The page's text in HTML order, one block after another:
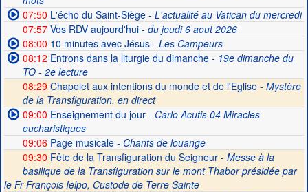
07:50 L'écho du Saint-Siège- L'actualité au Vatican du mercredi
07:57Vos RDV aujourd'hui- du jeudi 6 aout 2026
08:00 10 minutes avec Jésus- Les Campeurs
08:12 Entrons dans la liturgie du dimanche- 19e dimanche du
TO - 2e lecture
08:29 Chapelet aux intentions du monde et de l'Eglise - Mystère
de la Transfiguration, en direct
09:00 Enseignement du jour- Carlo Acutis 04 Miracles
eucharistiques
09:06Page musicale- Chants de louange
09:30 Fête de la Transfiguration du Seigneur - Messe à la
basilique de la Transfiguration sur le mont Thabor présidée par
le Fr François Ielpo, Custode de Terre Sainte